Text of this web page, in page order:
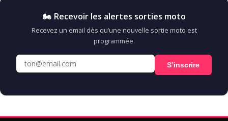
🏍️ Recevoir les alertes sorties moto
Recevez un email dès qu’une nouvelle sortie moto est
programmée.
S’inscrire